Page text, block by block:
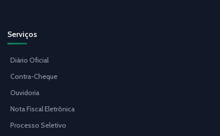
Serviços
Diário Oficial
Contra-Cheque
Ouvidoria
Nota Fiscal Eletrônica
Processo Seletivo